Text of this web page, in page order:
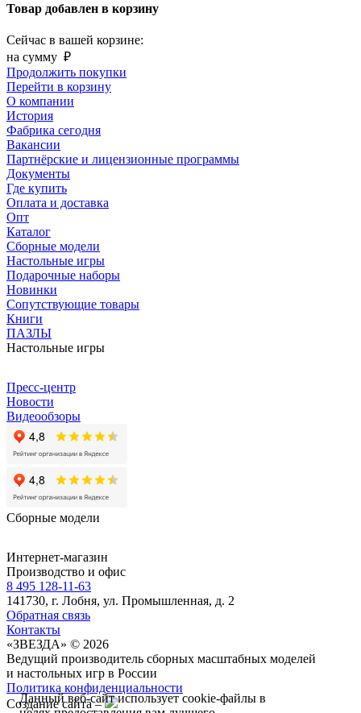
Товар добавлен в корзину
Сейчас в вашей корзине:
на сумму ₽
Продолжить покупки
Перейти в корзину
О компании
История
Фабрика сегодня
Вакансии
Партнёрские и лицензионные программы
Документы
Где купить
Оплата и доставка
Опт
Каталог
Сборные модели
Настольные игры
Подарочные наборы
Новинки
Сопутствующие товары
Книги
ПАЗЛЫ
Настольные игры
Пресс-центр
Новости
Видеообзоры
Сборные модели
Интернет-магазин
Производство и офис
8 495 128-11-63
141730, г. Лобня, ул. Промышленная, д. 2
Обратная связь
Контакты
«ЗВЕЗДА» © 2026
Ведущий производитель сборных масштабных моделей
и настольных игр в России
Политика конфиденциальности
Создание сайта –
Данный веб-сайт использует cookie-файлы в